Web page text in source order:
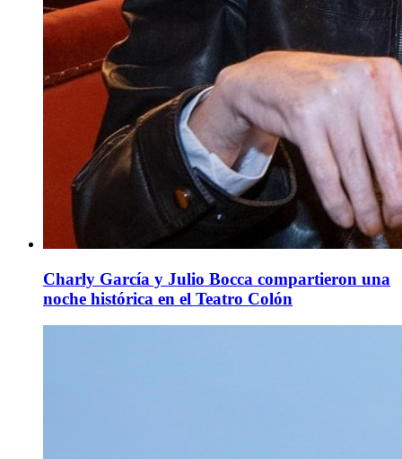
Charly García y Julio Bocca compartieron una
noche histórica en el Teatro Colón